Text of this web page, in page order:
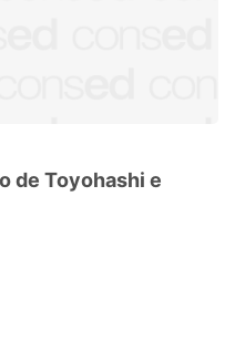
de Toyohashi e